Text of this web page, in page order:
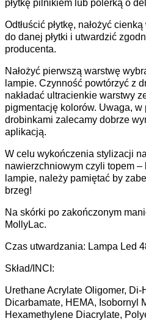
płytkę pilnikiem lub polerką o
Odtłuścić płytkę, nałożyć
do danej płytki i utwardzić
producenta.
Nałożyć pierwszą warstwę
lampie. Czynność powtórzyć z
nakładać ultracienkie warstwy
pigmentację kolorów. Uwaga, w
drobinkami zalecamy dobrze
aplikacją.
W celu wykończenia stylizacji
nawierzchniowym czyli topem
lampie, należy pamiętać by
brzeg!
Na skórki po zakończonym
MollyLac.
Czas utwardzania: Lampa Led
Skład/INCI:
Urethane Acrylate Oligomer, Di-
Dicarbamate, HEMA, Isobornyl
Hexamethylene Diacrylate,